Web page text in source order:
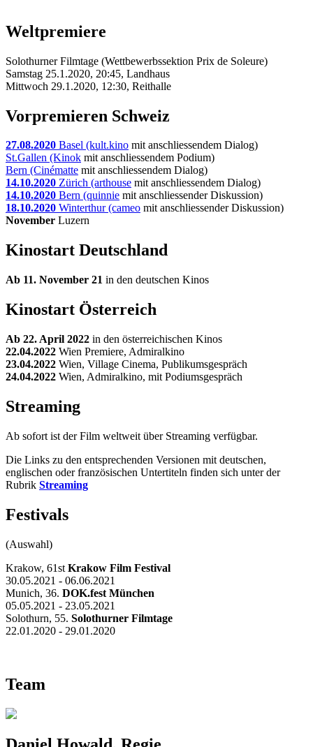
Weltpremiere
Solothurner Filmtage (Wettbewerbssektion Prix de Soleure)
Samstag 25.1.2020, 20:45, Landhaus
Mittwoch 29.1.2020, 12:30, Reithalle
Vorpremieren Schweiz
27.08.2020 Basel (kult.kino mit anschliessendem Dialog)
St.Gallen (Kinok mit anschliessendem Podium)
Bern (Cinématte mit anschliessendem Dialog)
14.10.2020 Zürich (arthouse mit anschliessendem Dialog)
14.10.2020 Bern (quinnie mit anschliessender Diskussion)
18.10.2020 Winterthur (cameo mit anschliessender Diskussion)
November Luzern
Kinostart Deutschland
Ab 11. November 21 in den deutschen Kinos
Kinostart Österreich
Ab 22. April 2022 in den österreichischen Kinos
22.04.2022 Wien Premiere, Admiralkino
23.04.2022 Wien, Village Cinema, Publikumsgespräch
24.04.2022 Wien, Admiralkino, mit Podiumsgespräch
Streaming
Ab sofort ist der Film weltweit über Streaming verfügbar.
Die Links zu den entsprechenden Versionen mit deutschen,
englischen oder französischen Untertiteln finden sich unter der
Rubrik Streaming
Festivals
(Auswahl)
Krakow, 61st Krakow Film Festival
30.05.2021 - 06.06.2021
Munich, 36. DOK.fest München
05.05.2021 - 23.05.2021
Solothurn, 55. Solothurner Filmtage
22.01.2020 - 29.01.2020
Team